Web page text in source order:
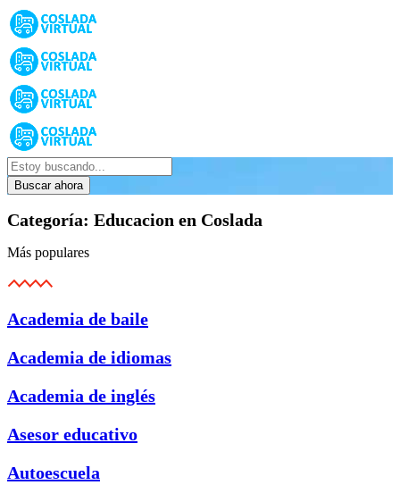
Buscar ahora
Categoría: Educacion en Coslada
Más populares
Academia de baile
Academia de idiomas
Academia de inglés
Asesor educativo
Autoescuela